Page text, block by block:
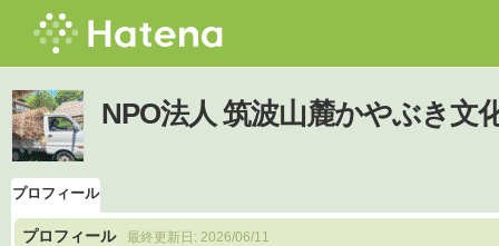
NPO法人 筑波山麓かやぶき文
プロフィール
プロフィール 最終更新日: 2026/06/11